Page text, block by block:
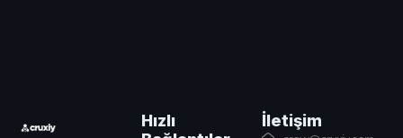
Hızlı
İletişim